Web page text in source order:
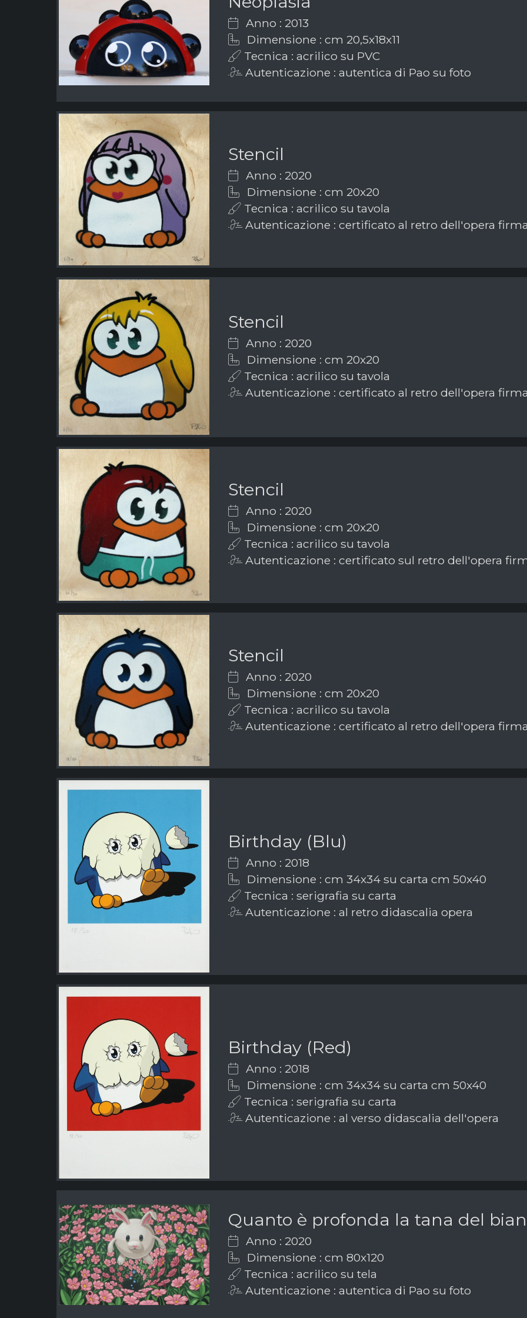
Anno : 2013
Dimensione : cm 20,5x18x11
Tecnica : acrilico su PVC
Autenticazione : autentica di Pao su foto
Stencil
Anno : 2020
Dimensione : cm 20x20
Tecnica : acrilico su tavola
Autenticazione : certificato al retro dell'opera
Stencil
Anno : 2020
Dimensione : cm 20x20
Tecnica : acrilico su tavola
Autenticazione : certificato al retro dell'opera
Stencil
Anno : 2020
Dimensione : cm 20x20
Tecnica : acrilico su tavola
Autenticazione : certificato sul retro dell'opera
Stencil
Anno : 2020
Dimensione : cm 20x20
Tecnica : acrilico su tavola
Autenticazione : certificato al retro dell'opera
Birthday (Blu)
Anno : 2018
Dimensione : cm 34x34 su carta cm 50x40
Tecnica : serigrafia su carta
Autenticazione : al retro didascalia opera
Birthday (Red)
Anno : 2018
Dimensione : cm 34x34 su carta cm 50x40
Tecnica : serigrafia su carta
Autenticazione : al verso didascalia dell'opera
Quanto è profonda la tana del
Anno : 2020
Dimensione : cm 80x120
Tecnica : acrilico su tela
Autenticazione : autentica di Pao su foto